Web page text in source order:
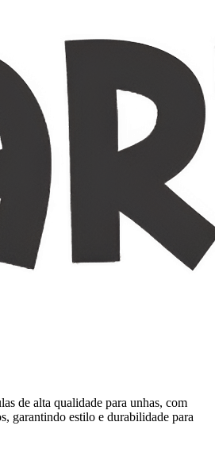
de alta qualidade para unhas, com
garantindo estilo e durabilidade para